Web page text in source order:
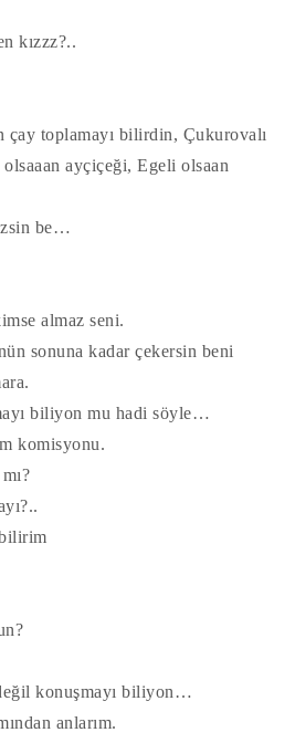
kızzz?..
çay toplamayı bilirdin, Çukurovalı
ayçiçeği, Egeli olsaan
be…
almaz seni.
sonuna kadar çekersin beni
biliyon mu hadi söyle…
komisyonu.
konuşmayı biliyon…
anlarım.